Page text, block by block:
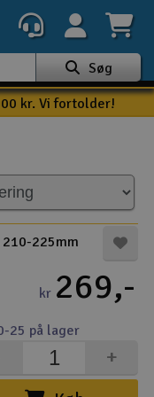
Søg
kr. Vi fortolder!
210-225mm
kr 269,-
+
25 på lager